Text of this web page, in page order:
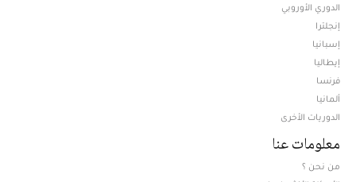
الدوري الأوروبي
إنجلترا
إسبانيا
إيطاليا
فرنسا
ألمانيا
الدوريات الأخرى
معلومات عنا
من نحن ؟